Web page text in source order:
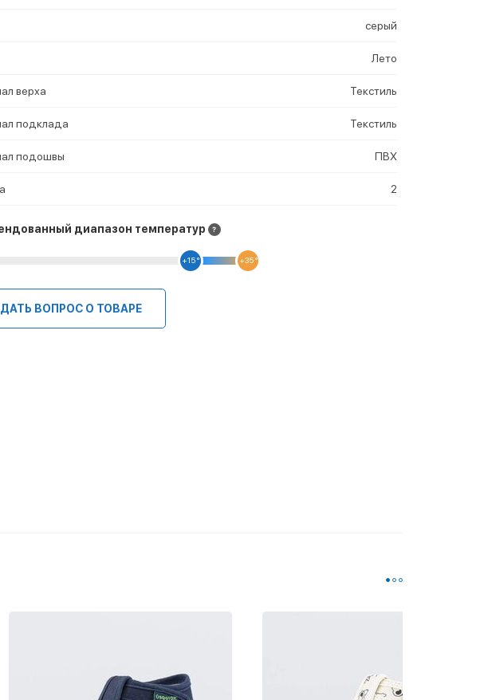
серый
Лето
верха Текстиль
подклада Текстиль
подошвы ПВХ
2
диапазон температур
+15 ° +35 °
ВОПРОС О ТОВАРЕ